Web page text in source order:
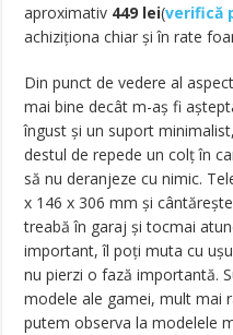
aproximativ 449 lei(verifică
achiziționa chiar și în rate
Din punct de vedere al
mai bine decât m-aș fi
îngust și un suport
destul de repede un colț în
să nu deranjeze cu nimic.
x 146 x 306 mm și
treabă în garaj și tocmai
important, îl poți muta cu
nu pierzi o fază importantă.
modele ale gamei, mult mai
putem observa la modelele